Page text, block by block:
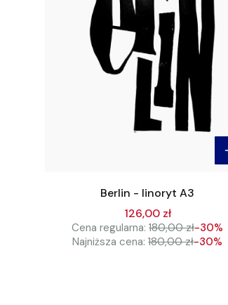
Berlin - linoryt A3
126,00 zł
Cena regularna: 180,00 zł-30%
Najniższa cena: 180,00 zł-30%